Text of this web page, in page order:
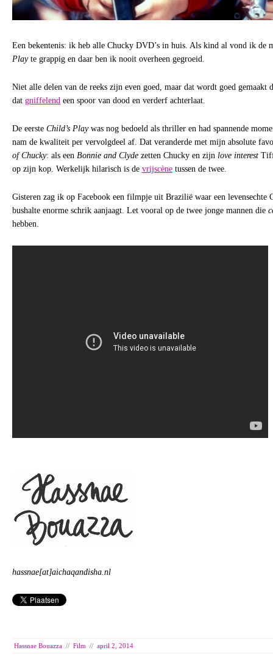
Een bekentenis: ik heb alle Chucky DVD’s in huis. Als kind al vond ik de
Playte grappig en daar ben ik nooit overheen gegroeid.
Niet alle delen van de reeks zijn even goed, maar dat wordt goed gemaakt
dat gniffelend een spoor van dood en verderf achterlaat.
De eerste Child’s Playwas nog bedoeld als thriller en had spannende
nam de kwaliteit per vervolgdeel af. Dat veranderde met mijn absolute
of Chucky: als een Bonnie and Clyde zetten Chucky en zijn love interest
op zijn kop. Werkelijk hilarisch is de vrijscène tussen de twee.
Gisteren zag ik op Facebook een filmpje uit Brazilië waar een levensechte
bushalte enorme schrik aanjaagt. Let vooral op de twee jonge mannen die
hebben.
hassnae[at]aichaqandisha.nl
Hassnae Bouazza // Film // april 2, 2014